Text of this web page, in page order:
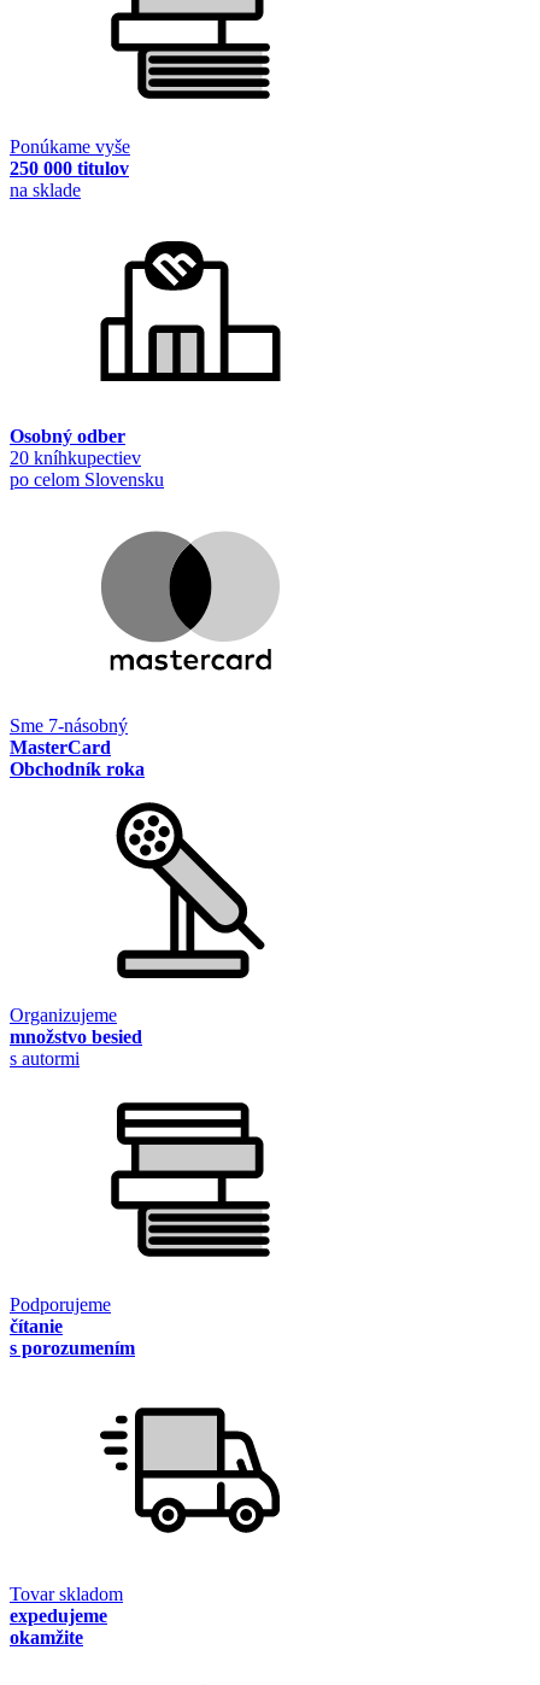
Ponúkame vyše
250 000 titulov
na sklade
Osobný odber
20 kníhkupectiev
po celom Slovensku
Sme 7-násobný
MasterCard
Obchodník roka
Organizujeme
množstvo besied
s autormi
Podporujeme
čítanie
s porozumením
Tovar skladom
expedujeme
okamžite